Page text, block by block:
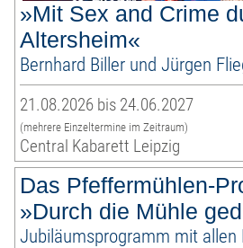
»Mit Sex and Crime
Altersheim«
Bernhard Biller und Jürgen
21.08.2026 bis 24.06.2027
(mehrere Einzeltermine im Zeitraum)
Central Kabarett Leipzig
Das Pfeffermühlen-
»Durch die Mühle
Jubiläumsprogramm mit allen